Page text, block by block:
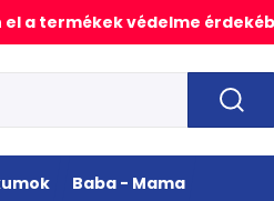
a termékek védelme
Baba - Mama